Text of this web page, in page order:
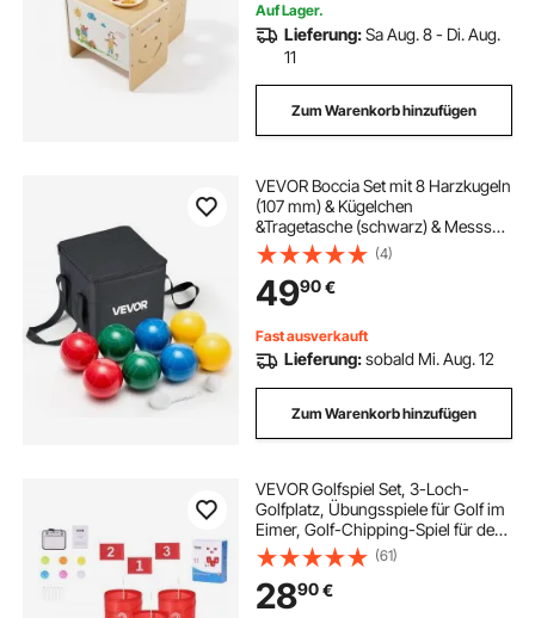
Auf Lager.
Lieferung:Sa Aug. 8 - Di. Aug.
11
Zum Warenkorb hinzufügen
VEVOR Boccia Set mit 8 Harzkugeln
(107 mm) & Kügelchen
&Tragetasche (schwarz) & Messseil,
Rot/Grün/Blau/Gelb, für 2 bis 8
Spieler, Boccia Spielset für Strand
Rasen Familiengarten Outdoor
(4)
4990€
Fast ausverkauft
Lieferung:sobald Mi. Aug. 12
Zum Warenkorb hinzufügen
VEVOR Golfspiel Set, 3-Loch-
Golfplatz, Übungsspiele für Golf im
Eimer, Golf-Chipping-Spiel für den
Außenbereich, tragbares Outdoor-
Golfspiel für Rasen, Hof, Camping,
Park, Strand
(61)
2890€